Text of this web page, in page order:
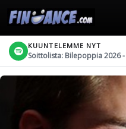
KUUNTELEMME NYT
Soittolista: Bilepoppia 2026